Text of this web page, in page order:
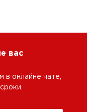
вас
онлайне чате,